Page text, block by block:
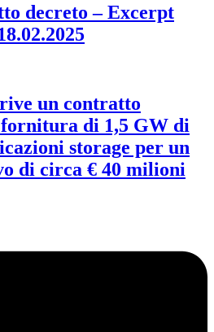
decreto – Excerpt
un contratto
di 1,5 GW di
storage per un
di circa € 40 milioni